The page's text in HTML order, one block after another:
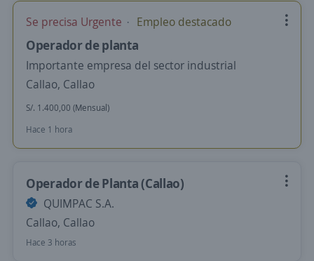
Se precisa Urgente Empleo destacado
Operador de planta
Importante empresa del sector industrial
Callao, Callao
S/. 1.400,00 (Mensual)
Hace 1 hora
Operador de Planta (Callao)
QUIMPAC S.A.
Callao, Callao
Hace 3 horas